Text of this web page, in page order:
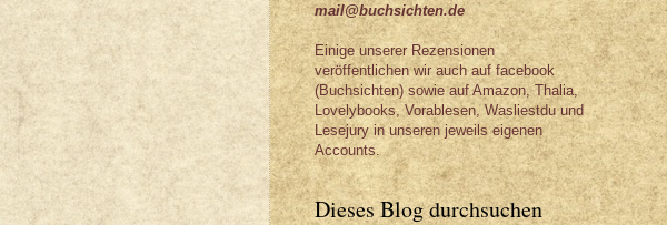
mail@buchsichten.de
Einige unserer Rezensionen
veröffentlichen wir auch auf facebook
(Buchsichten) sowie auf Amazon, Thalia,
Lovelybooks, Vorablesen, Wasliestdu und
Lesejury in unseren jeweils eigenen
Accounts.
Dieses Blog durchsuchen